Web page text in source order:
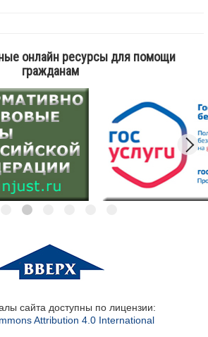
онлайн ресурсы для помощи
гражданам
сайта доступны по лицензии:
Attribution 4.0 International